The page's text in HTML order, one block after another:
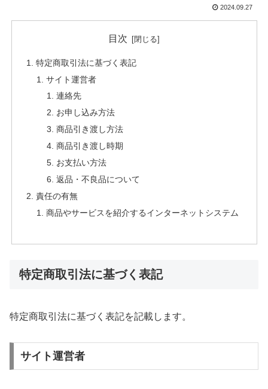
2024.09.27
目次
特定商取引法に基づく表記
サイト運営者
連絡先
お申し込み方法
商品引き渡し方法
商品引き渡し時期
お支払い方法
返品・不良品について
責任の有無
商品やサービスを紹介するインターネットシステム
特定商取引法に基づく表記
特定商取引法に基づく表記を記載します。
サイト運営者